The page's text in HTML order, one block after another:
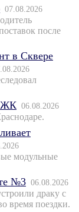
07.08.2026
после
в Сквере
ЖК 06.08.2026
модульные
№3 06.08.2026
драку с
время поездки.